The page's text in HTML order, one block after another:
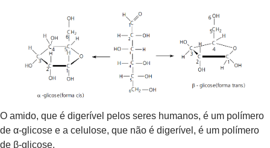
O amido, que é digerível pelos seres humanos, é um polímero
de α-glicose e a celulose, que não é digerível, é um polímero
de β-glicose.